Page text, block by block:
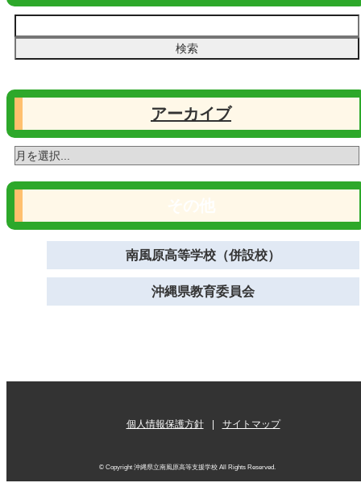
アーカイブ
南風原高等学校（併設校）
沖縄県教育委員会
個人情報保護方針 サイトマップ
© Copyright 沖縄県立南風原高等支援学校 All Rights Reserved.